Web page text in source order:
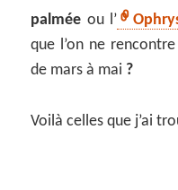
palmée ou l’
que l’on ne
de mars à mai ?
Voilà celles que j’ai